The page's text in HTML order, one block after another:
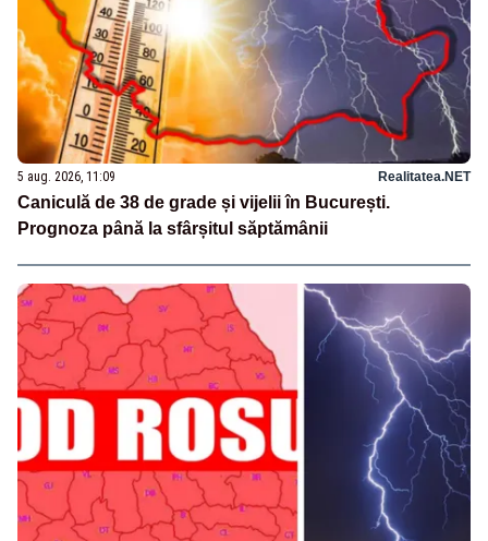
5 aug. 2026, 11:09 Realitatea.NET
Caniculă de 38 de grade și vijelii în București.
Prognoza până la sfârșitul săptămânii